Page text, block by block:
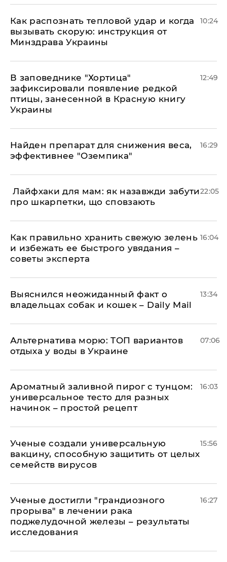
Как распознать тепловой удар и когда
вызывать скорую: инструкция от
Минздрава Украины
10:24
В заповеднике "Хортица"
зафиксировали появление редкой
птицы, занесенной в Красную книгу
Украины
12:49
Найден препарат для снижения веса,
эффективнее "Оземпика"
16:29
​ Лайфхаки для мам: як назавжди забути
про шкарпетки, що сповзають
22:05
Как правильно хранить свежую зелень
и избежать ее быстрого увядания –
советы эксперта
16:04
Выяснился неожиданный факт о
владельцах собак и кошек – Daily Mail
13:34
Альтернатива морю: ТОП вариантов
отдыха у воды в Украине
07:06
Ароматный заливной пирог с тунцом:
универсальное тесто для разных
начинок – простой рецепт
16:03
Ученые создали универсальную
вакцину, способную защитить от целых
семейств вирусов
15:56
Ученые достигли "грандиозного
прорыва" в лечении рака
поджелудочной железы – результаты
исследования
16:27